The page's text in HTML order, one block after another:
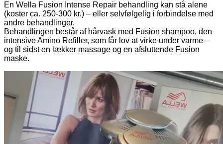
En Wella Fusion Intense Repair behandling kan stå alene
(koster ca. 250-300 kr.) – eller selvfølgelig i forbindelse med
andre behandlinger.
Behandlingen består af hårvask med Fusion shampoo, den
intensive Amino Refiller, som får lov at virke under varme –
og til sidst en lækker massage og en afsluttende Fusion
maske.